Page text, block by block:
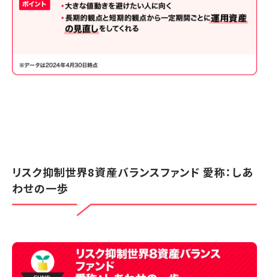
リスク抑制世界8資産バランスファンド 愛称：しあ
わせの一歩